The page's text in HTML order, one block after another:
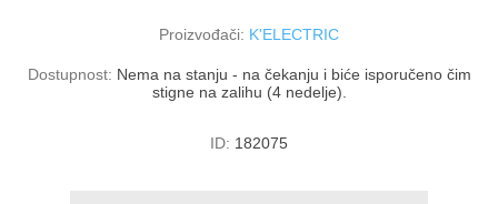
Proizvođači: K'ELECTRIC
Dostupnost: Nema na stanju - na čekanju i biće isporučeno čim
stigne na zalihu (4 nedelje).
ID: 182075